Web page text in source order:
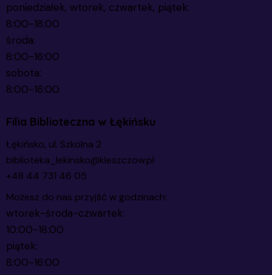
poniedziałek, wtorek, czwartek, piątek:
8:00-18:00
środa:
8:00-16:00
sobota:
8:00-16:00
Filia Biblioteczna w Łękińsku
Łękińsko, ul. Szkolna 2
biblioteka_lekinsko@kleszczow.pl
+48 44 731 46 05
Możesz do nas przyjść w godzinach:
wtorek-środa-czwartek:
10:00-18:00
piątek:
8:00-16:00